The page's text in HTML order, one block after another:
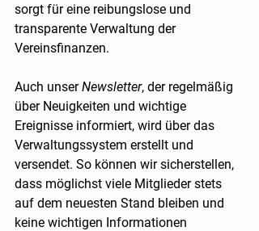
sorgt für eine reibungslose und
transparente Verwaltung der
Vereinsfinanzen.
Auch unser Newsletter, der regelmäßig
über Neuigkeiten und wichtige
Ereignisse informiert, wird über das
Verwaltungssystem erstellt und
versendet. So können wir sicherstellen,
dass möglichst viele Mitglieder stets
auf dem neuesten Stand bleiben und
keine wichtigen Informationen